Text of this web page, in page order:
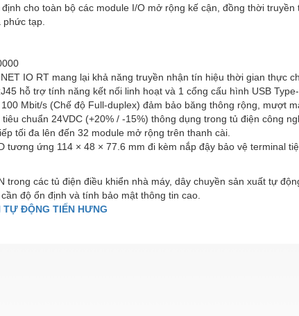
cho toàn bộ các module I/O mở rộng kế cận, đồng thời truyền
tạp.
IO RT mang lại khả năng truyền nhận tín hiệu thời gian thực
hỗ trợ tính năng kết nối linh hoạt và 1 cổng cấu hình USB Type-
Mbit/s (Chế độ Full-duplex) đảm bảo băng thông rộng, mượt
chuẩn 24VDC (+20% / -15%) thông dụng trong tủ điện công
tối đa lên đến 32 module mở rộng trên thanh cài.
tương ứng 114 × 48 × 77.6 mm đi kèm nắp đậy bảo vệ terminal
các tủ điện điều khiển nhà máy, dây chuyền sản xuất tự
độ ổn định và tính bảo mật thông tin cao.
TỰ ĐỘNG TIẾN HƯNG